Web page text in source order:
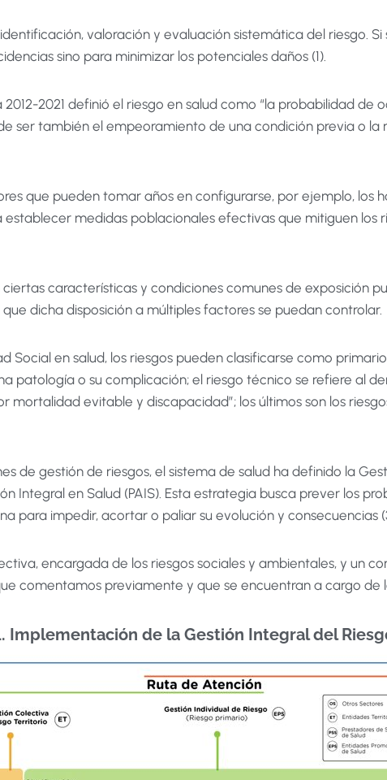
valoración y evaluación sistemática del riesgo.
sino para minimizar los potenciales daños (1).
2012-2021 definió el riesgo en salud como “la probabilidad
ser también el empeoramiento de una condición previa o
que pueden tomar años en configurarse, por ejemplo, los
establecer medidas poblacionales efectivas que mitiguen los
características y condiciones comunes de exposición
dicha disposición a múltiples factores se puedan controlar.
Social en salud, los riesgos pueden clasificarse como
patología o su complicación; el riesgo técnico se refiere al
evitable y discapacidad”; los últimos son los
de gestión de riesgos, el sistema de salud ha definido la
Integral en Salud (PAIS). Esta estrategia busca prever los
para impedir, acortar o paliar su evolución y consecuencias
encargada de los riesgos sociales y ambientales, y un
comentamos previamente y que se encuentran a cargo de
Implementación de la Gestión Integral del